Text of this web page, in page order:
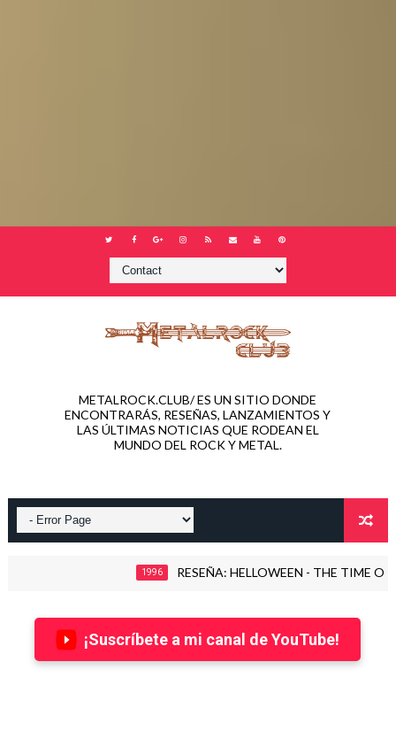
METALROCK.CLUB/ ES UN SITIO DONDE
ENCONTRARÁS, RESEÑAS, LANZAMIENTOS Y
LAS ÚLTIMAS NOTICIAS QUE RODEAN EL
MUNDO DEL ROCK Y METAL.
RESEÑA: HELLOWEEN - THE TIME OF THE
¡Suscríbete a mi canal de YouTube!